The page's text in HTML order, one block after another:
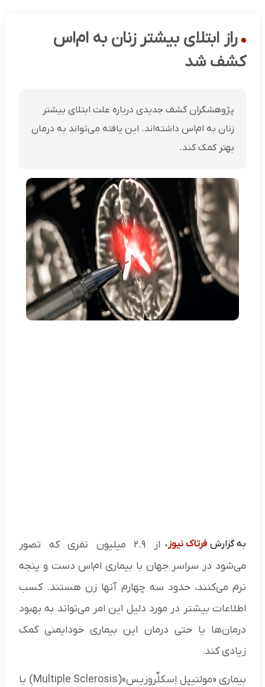
راز ابتلای بیشتر زنان به ام‌اس
کشف شد
پژوهشگران کشف جدیدی درباره علت ابتلای بیشتر
زنان به ام‌اس داشته‌اند. این یافته می‌تواند به درمان
بهتر کمک کند.
به گزارش فرتاک نیوز ،
از ۲.۹ میلیون نفری که تصور
می‌شود در سراسر جهان با بیماری ام‌اس دست و پنجه
نرم می‌کنند، حدود سه چهارم آنها زن هستند. کسب
اطلاعات بیشتر در مورد دلیل این امر می‌تواند به بهبود
درمان‌ها یا حتی درمان این بیماری خودایمنی کمک
زیادی کند.
بیماری «مولتیپل اِسکلٌروزیس»(Multiple Sclerosis) یا